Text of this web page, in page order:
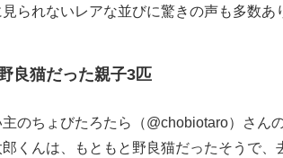
られないレアな並びに驚きの声も多数あ
良猫だった親子3匹
のちょびたろたら（@chobiotaro）さん
くんは、もともと野良猫だったそうで、